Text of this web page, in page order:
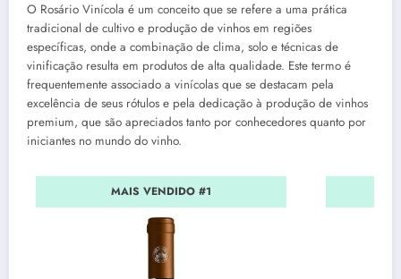
O Rosário Vinícola é um conceito que se refere a uma prática
tradicional de cultivo e produção de vinhos em regiões
específicas, onde a combinação de clima, solo e técnicas de
vinificação resulta em produtos de alta qualidade. Este termo é
frequentemente associado a vinícolas que se destacam pela
excelência de seus rótulos e pela dedicação à produção de vinhos
premium, que são apreciados tanto por conhecedores quanto por
iniciantes no mundo do vinho.
MAIS VENDIDO #1